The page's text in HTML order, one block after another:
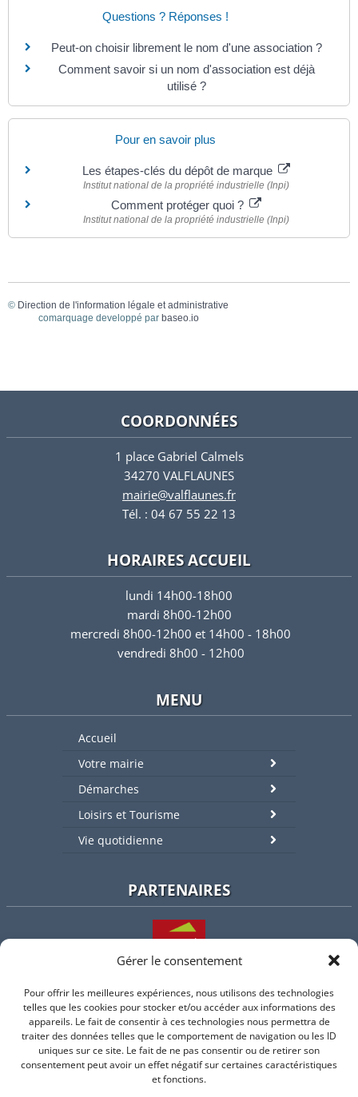
Gérer le consentement
Pour offrir les meilleures expériences, nous utilisons des technologies
telles que les cookies pour stocker et/ou accéder aux informations des
appareils. Le fait de consentir à ces technologies nous permettra de
traiter des données telles que le comportement de navigation ou les ID
uniques sur ce site. Le fait de ne pas consentir ou de retirer son
consentement peut avoir un effet négatif sur certaines caractéristiques
et fonctions.
Questions ? Réponses !
Peut-on choisir librement le nom d'une association ?
Comment savoir si un nom d'association est déjà
utilisé ?
Pour en savoir plus
Les étapes-clés du dépôt de marque
Institut national de la propriété industrielle (Inpi)
Comment protéger quoi ?
Institut national de la propriété industrielle (Inpi)
© Direction de l'information légale et administrative
comarquage developpé par baseo.io
COORDONNÉES
1 place Gabriel Calmels
34270 VALFLAUNES
mairie@valflaunes.fr
Tél. : 04 67 55 22 13
HORAIRES ACCUEIL
lundi 14h00-18h00
mardi 8h00-12h00
mercredi 8h00-12h00 et 14h00 - 18h00
vendredi 8h00 - 12h00
MENU
Accueil
Votre mairie
Démarches
Loisirs et Tourisme
Vie quotidienne
PARTENAIRES
L'intercommunalité
Intramuros